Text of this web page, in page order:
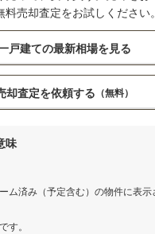
料売却査定をお試しください。
戸建ての最新相場を見る
却査定を依頼する （無料）
味
ム済み（予定含む）の物件に表示
す。